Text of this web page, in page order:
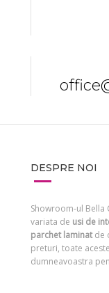
DESPRE NOI
Showroom-ul Bella
variata de usi de
parchet laminatde
preturi, toate
dumneavoastra